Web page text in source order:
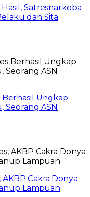
Satresnarkoba
dan Sita
Berhasil Ungkap
Seorang ASN
Cakra Donya
Lampuan